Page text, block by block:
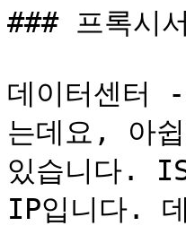
### 프록시
데이터센터
는데요, 아
있습니다.
IP입니다.